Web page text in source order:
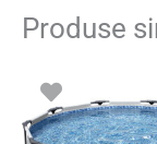
Produse